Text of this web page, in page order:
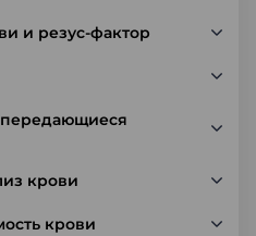
и резус-фактор
крови
крови